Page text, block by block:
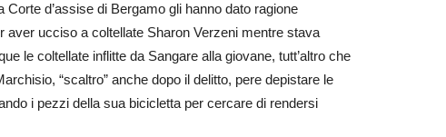
d’assise di Bergamo gli hanno dato ragione
ucciso a coltellate Sharon Verzeni mentre stava
le coltellate inflitte da Sangare alla giovane, tutt’altro che
“scaltro” anche dopo il delitto, pere depistare le
i pezzi della sua bicicletta per cercare di rendersi